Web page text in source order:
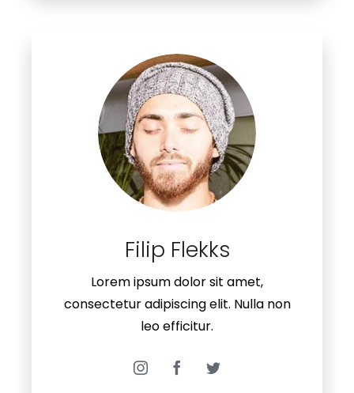
Lorem ipsum dolor sit amet,
consectetur adipiscing elit. Nulla non
leo efficitur.